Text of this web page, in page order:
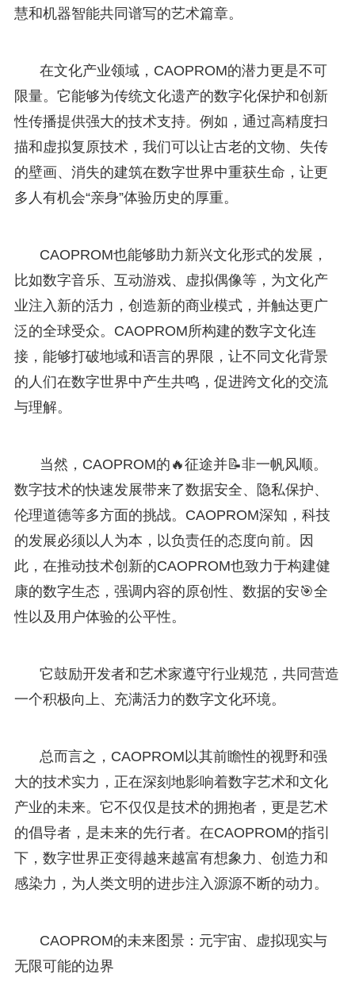
慧和机器智能共同谱写的艺术篇章。
在文化产业领域，CAOPROM的潜力更是不可
限量。它能够为传统文化遗产的数字化保护和创新
性传播提供强大的技术支持。例如，通过高精度扫
描和虚拟复原技术，我们可以让古老的文物、失传
的壁画、消失的建筑在数字世界中重获生命，让更
多人有机会“亲身”体验历史的厚重。
CAOPROM也能够助力新兴文化形式的发展，
比如数字音乐、互动游戏、虚拟偶像等，为文化产
业注入新的活力，创造新的商业模式，并触达更广
泛的全球受众。CAOPROM所构建的数字文化连
接，能够打破地域和语言的界限，让不同文化背景
的人们在数字世界中产生共鸣，促进跨文化的交流
与理解。
当然，CAOPROM的🔥征途并📝非一帆风顺。
数字技术的快速发展带来了数据安全、隐私保护、
伦理道德等多方面的挑战。CAOPROM深知，科技
的发展必须以人为本，以负责任的态度向前。因
此，在推动技术创新的CAOPROM也致力于构建健
康的数字生态，强调内容的原创性、数据的安🎯全
性以及用户体验的公平性。
它鼓励开发者和艺术家遵守行业规范，共同营造
一个积极向上、充满活力的数字文化环境。
总而言之，CAOPROM以其前瞻性的视野和强
大的技术实力，正在深刻地影响着数字艺术和文化
产业的未来。它不仅仅是技术的拥抱者，更是艺术
的倡导者，是未来的先行者。在CAOPROM的指引
下，数字世界正变得越来越富有想象力、创造力和
感染力，为人类文明的进步注入源源不断的动力。
CAOPROM的未来图景：元宇宙、虚拟现实与
无限可能的边界